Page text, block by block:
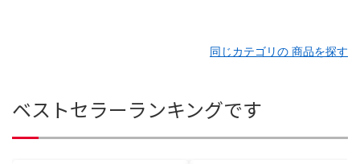
同じカテゴリの 商品を探す
ベストセラーランキングです